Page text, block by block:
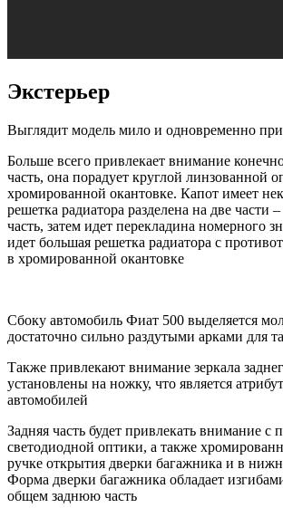
Экстерьер
Выглядит модель мило и одновременно
Больше всего привлекает внимание
часть, она порадует круглой линзованной
хромированной окантовке. Капот имеет
решетка радиатора разделена на две части –
часть, затем идет перекладина номерного
идет большая решетка радиатора с
в хромированной окантовке
Сбоку автомобиль Фиат 500 выделяется
достаточно сильно раздутыми арками для
Также привлекают внимание зеркала
установлены на ножку, что является
автомобилей
Задняя часть будет привлекать внимание
светодиодной оптики, а также
ручке открытия дверки багажника и в
Форма дверки багажника обладает
общем заднюю часть